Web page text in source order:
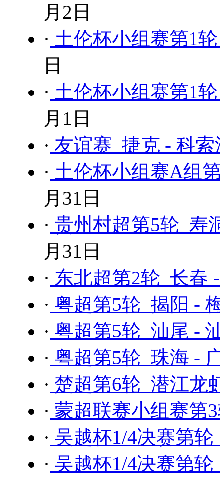
月2日
· 土伦杯小组赛第1
日
· 土伦杯小组赛第1
月1日
· 友谊赛 捷克 - 科
· 土伦杯小组赛A组
月31日
· 贵州村超第5轮 寿
月31日
· 东北超第2轮 长春
· 粤超第5轮 揭阳 -
· 粤超第5轮 汕尾 -
· 粤超第5轮 珠海 -
· 楚超第6轮 潜江龙
· 蒙超联赛小组赛第
· 吴越杯1/4决赛第
· 吴越杯1/4决赛第